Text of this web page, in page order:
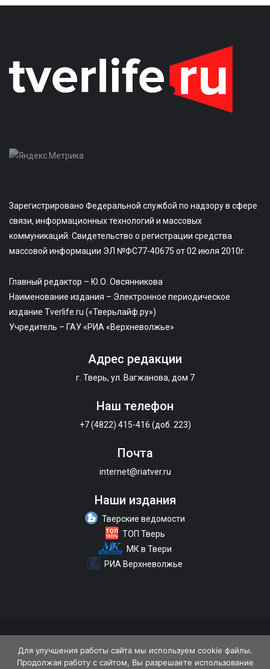
Зарегистрировано Федеральной службой по надзору в сфере
связи, информационных технологий и массовых
коммуникаций. Свидетельство о регистрации средства
массовой информации ЭЛ №ФС77-40675 от 02 июля 2010г.
Главный редактор – Ю.О. Овсянникова
Наименование издания – Электронное периодическое
издание Tverlife.ru («Тверьлайф.ру»)
Учредитель – ГАУ «РИА «Верхневолжье»
Адрес редакции
г. Тверь, ул. Вагжанова, дом 7
Наш телефон
+7 (4822) 415-416 (доб. 223)
Почта
internet@riatver.ru
Наши издания
Тверские ведомости
ТОП Тверь
МК в Твери
РИА Верхневолжье
Политика конфиденциальности
Для улучшения работы сайта мы используем cookie файлы.
Продолжая работу с сайтом, Вы разрешаете использование